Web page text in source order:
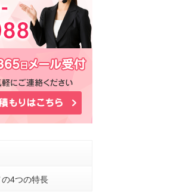
お問合せ
4つの特長